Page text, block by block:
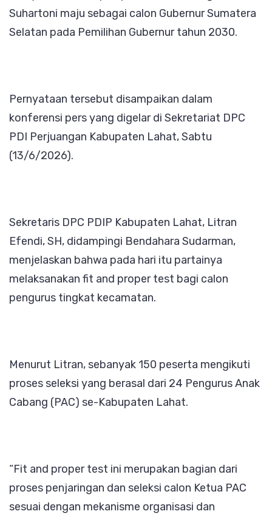
Pilgub
Sumsel
Suhartoni maju sebagai calon Gubernur Sumatera
Selatan pada Pemilihan Gubernur tahun 2030.
Pernyataan tersebut disampaikan dalam
konferensi pers yang digelar di Sekretariat DPC
PDI Perjuangan Kabupaten Lahat, Sabtu
(13/6/2026).
Sekretaris DPC PDIP Kabupaten Lahat, Litran
Efendi, SH, didampingi Bendahara Sudarman,
menjelaskan bahwa pada hari itu partainya
melaksanakan fit and proper test bagi calon
pengurus tingkat kecamatan.
Menurut Litran, sebanyak 150 peserta mengikuti
proses seleksi yang berasal dari 24 Pengurus Anak
Cabang (PAC) se-Kabupaten Lahat.
“Fit and proper test ini merupakan bagian dari
proses penjaringan dan seleksi calon Ketua PAC
sesuai dengan mekanisme organisasi dan